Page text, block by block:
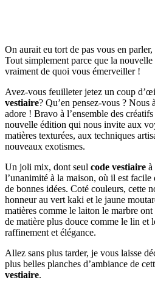
On aurait eu tort de pas vous en
Tout simplement parce que la
vraiment de quoi vous émerveiller !
Avez-vous feuilleter jetez un coup
vestiaire? Qu’en pensez-vous ? Nous
adore ! Bravo à l’ensemble des
nouvelle édition qui nous invite aux
matières texturées, aux techniques
nouveaux exotismes.
Un joli mix, dont seul code vestiaire à
l’unanimité à la maison, où il est facile
de bonnes idées. Coté couleurs, cette
honneur au vert kaki et le jaune
matières comme le laiton le marbre
de matière plus douce comme le lin et
raffinement et élégance.
Allez sans plus tarder, je vous laisse
plus belles planches d’ambiance de
vestiaire.